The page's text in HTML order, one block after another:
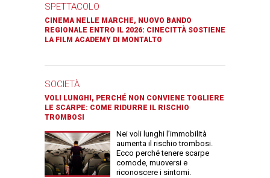
SPETTACOLO
CINEMA NELLE MARCHE, NUOVO BANDO
REGIONALE ENTRO IL 2026: CINECITTÀ SOSTIENE
LA FILM ACADEMY DI MONTALTO
SOCIETÀ
VOLI LUNGHI, PERCHÉ NON CONVIENE TOGLIERE
LE SCARPE: COME RIDURRE IL RISCHIO
TROMBOSI
Nei voli lunghi l’immobilità
aumenta il rischio trombosi.
Ecco perché tenere scarpe
comode, muoversi e
riconoscere i sintomi.